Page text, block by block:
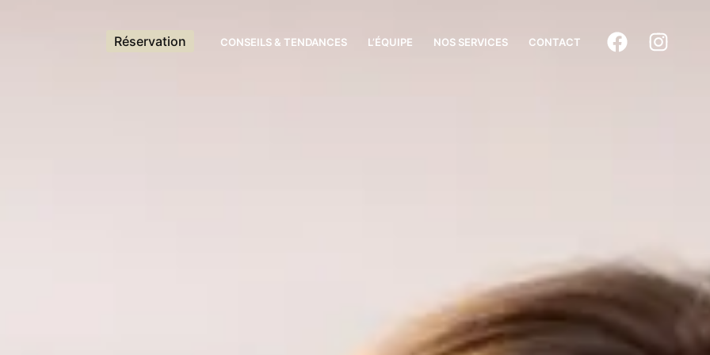
Réservation CONSEILS & TENDANCES L’ÉQUIPE NOS SERVICES CONTACT